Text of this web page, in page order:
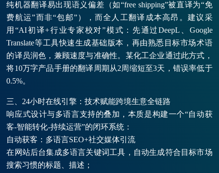
纯机器翻译易出现语义偏差（如“free shipping”被直译为“免
费航运”而非“包邮”），而全人工翻译成本高昂。建议采
用“AI初译+行业专家校对”模式：先通过DeepL、Google
Translate等工具快速生成基础版本，再由熟悉目标市场术语
的译员润色，兼顾速度与准确性。某化工企业通过此方式，
将10万字产品手册的翻译周期从2周缩短至3天，错误率低于
0.5%。
三、24小时在线引擎：技术赋能跨境生意全链路
响应式设计与多语言支持的叠加，本质是构建一个“自动获
客-智能转化-持续运营”的闭环系统：
自动获客：多语言SEO+社交媒体引流
在网站后台集成多语言关键词工具，自动生成符合目标市场
搜索习惯的标题、描述；